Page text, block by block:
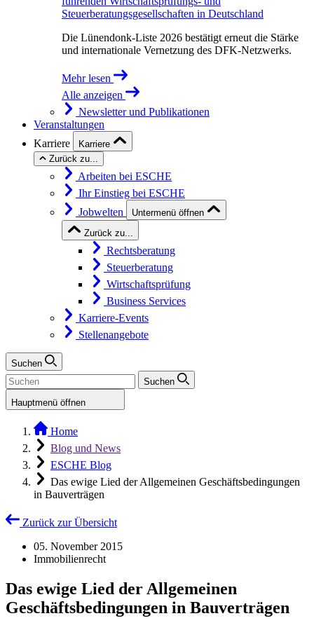
Steuerberatungsgesellschaften in Deutschland
Die Lünendonk-Liste 2026 bestätigt erneut die Stärke
und internationale Vernetzung des DFK-Netzwerks.
Mehr lesen
Alle anzeigen
Newsletter und Publikationen
Veranstaltungen
Karriere
Karriere
Zurück zu...
Arbeiten bei ESCHE
Ihr Einstieg bei ESCHE
Jobwelten
Untermenü öffnen
Zurück zu...
Rechtsberatung
Steuerberatung
Wirtschaftsprüfung
Business Services
Karriere-Events
Stellenangebote
Suchen
Suchen
Hauptmenü öffnen
Home
Blog und News
ESCHE Blog
Das ewige Lied der Allgemeinen Geschäftsbedingungen
in Bauverträgen
Zurück zur Übersicht
05. November 2015
Immobilienrecht
Das ewige Lied der Allgemeinen
Geschäftsbedingungen in Bauverträgen